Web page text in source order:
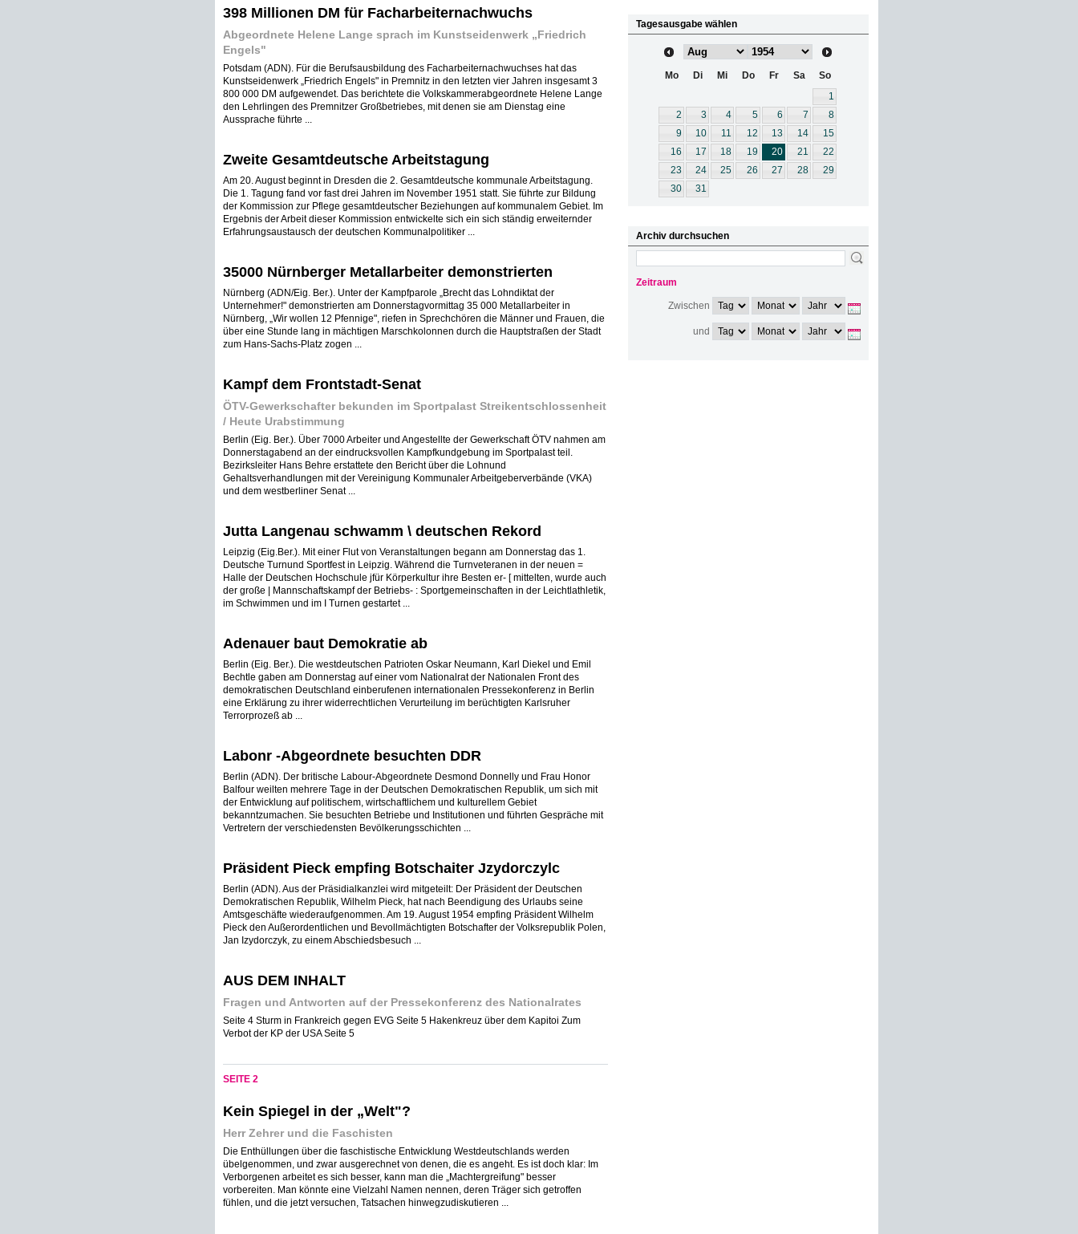
398 Millionen DM für Facharbeiternachwuchs
Abgeordnete Helene Lange sprach im Kunstseidenwerk „Friedrich
Engels"
Potsdam (ADN). Für die Berufsausbildung des Facharbeiternachwuchses hat das
Kunstseidenwerk „Friedrich Engels" in Premnitz in den letzten vier Jahren insgesamt 3
800 000 DM aufgewendet. Das berichtete die Volkskammerabgeordnete Helene Lange
den Lehrlingen des Premnitzer Großbetriebes, mit denen sie am Dienstag eine
Aussprache führte ...
Zweite Gesamtdeutsche Arbeitstagung
Am 20. August beginnt in Dresden die 2. Gesamtdeutsche kommunale Arbeitstagung.
Die 1. Tagung fand vor fast drei Jahren im November 1951 statt. Sie führte zur Bildung
der Kommission zur Pflege gesamtdeutscher Beziehungen auf kommunalem Gebiet. Im
Ergebnis der Arbeit dieser Kommission entwickelte sich ein sich ständig erweiternder
Erfahrungsaustausch der deutschen Kommunalpolitiker ...
35000 Nürnberger Metallarbeiter demonstrierten
Nürnberg (ADN/Eig. Ber.). Unter der Kampfparole „Brecht das Lohndiktat der
Unternehmer!" demonstrierten am Donnerstagvormittag 35 000 Metallarbeiter in
Nürnberg, „Wir wollen 12 Pfennige", riefen in Sprechchören die Männer und Frauen, die
über eine Stunde lang in mächtigen Marschkolonnen durch die Hauptstraßen der Stadt
zum Hans-Sachs-Platz zogen ...
Kampf dem Frontstadt-Senat
ÖTV-Gewerkschafter bekunden im Sportpalast Streikentschlossenheit
/ Heute Urabstimmung
Berlin (Eig. Ber.). Über 7000 Arbeiter und Angestellte der Gewerkschaft ÖTV nahmen am
Donnerstagabend an der eindrucksvollen Kampfkundgebung im Sportpalast teil.
Bezirksleiter Hans Behre erstattete den Bericht über die Lohnund
Gehaltsverhandlungen mit der Vereinigung Kommunaler Arbeitgeberverbände (VKA)
und dem westberliner Senat ...
Jutta Langenau schwamm \ deutschen Rekord
Leipzig (Eig.Ber.). Mit einer Flut von Veranstaltungen begann am Donnerstag das 1.
Deutsche Turnund Sportfest in Leipzig. Während die Turnveteranen in der neuen =
Halle der Deutschen Hochschule jfür Körperkultur ihre Besten er- [ mittelten, wurde auch
der große | Mannschaftskampf der Betriebs- : Sportgemeinschaften in der Leichtlathletik,
im Schwimmen und im I Turnen gestartet ...
Adenauer baut Demokratie ab
Berlin (Eig. Ber.). Die westdeutschen Patrioten Oskar Neumann, Karl Diekel und Emil
Bechtle gaben am Donnerstag auf einer vom Nationalrat der Nationalen Front des
demokratischen Deutschland einberufenen internationalen Pressekonferenz in Berlin
eine Erklärung zu ihrer widerrechtlichen Verurteilung im berüchtigten Karlsruher
Terrorprozeß ab ...
Labonr -Abgeordnete besuchten DDR
Berlin (ADN). Der britische Labour-Abgeordnete Desmond Donnelly und Frau Honor
Balfour weilten mehrere Tage in der Deutschen Demokratischen Republik, um sich mit
der Entwicklung auf politischem, wirtschaftlichem und kulturellem Gebiet
bekanntzumachen. Sie besuchten Betriebe und Institutionen und führten Gespräche mit
Vertretern der verschiedensten Bevölkerungsschichten ...
Präsident Pieck empfing Botschaiter Jzydorczylc
Berlin (ADN). Aus der Präsidialkanzlei wird mitgeteilt: Der Präsident der Deutschen
Demokratischen Republik, Wilhelm Pieck, hat nach Beendigung des Urlaubs seine
Amtsgeschäfte wiederaufgenommen. Am 19. August 1954 empfing Präsident Wilhelm
Pieck den Außerordentlichen und Bevollmächtigten Botschafter der Volksrepublik Polen,
Jan Izydorczyk, zu einem Abschiedsbesuch ...
AUS DEM INHALT
Fragen und Antworten auf der Pressekonferenz des Nationalrates
Seite 4 Sturm in Frankreich gegen EVG Seite 5 Hakenkreuz über dem Kapitoi Zum
Verbot der KP der USA Seite 5
SEITE 2
Kein Spiegel in der „Welt"?
Herr Zehrer und die Faschisten
Die Enthüllungen über die faschistische Entwicklung Westdeutschlands werden
übelgenommen, und zwar ausgerechnet von denen, die es angeht. Es ist doch klar: Im
Verborgenen arbeitet es sich besser, kann man die „Machtergreifung" besser
vorbereiten. Man könnte eine Vielzahl Namen nennen, deren Träger sich getroffen
fühlen, und die jetzt versuchen, Tatsachen hinwegzudiskutieren ...
Tagesausgabe wählen
Mo Di Mi Do Fr Sa
So
1
2
3 4 5 6 7
8
9
10 11 12 13 14
15
16
17 18 19 20 21
22
23
24 25 26 27 28
29
30
31
Archiv durchsuchen
Zeitraum
Zwischen
und